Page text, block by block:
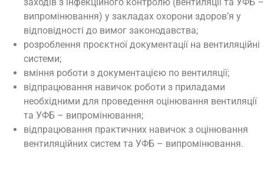
випромінювання) у закладах охорони здоров’я у
відповідності до вимог законодавства;
розроблення проєктної документації на вентиляційні
системи;
вміння роботи з документацією по вентиляції;
відпрацювання навичок роботи з приладами
необхідними для проведення оцінювання вентиляції
та УФБ – випромінювання;
відпрацювання практичних навичок з оцінювання
вентиляційних систем та УФБ – випромінювання.